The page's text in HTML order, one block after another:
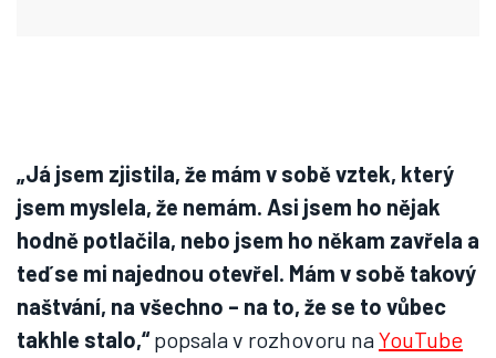
„Já jsem zjistila, že mám v sobě vztek, který
jsem myslela, že nemám. Asi jsem ho nějak
hodně potlačila, nebo jsem ho někam zavřela a
teď se mi najednou otevřel. Mám v sobě takový
naštvání, na všechno – na to, že se to vůbec
takhle stalo,“popsala v rozhovoru naYouTube